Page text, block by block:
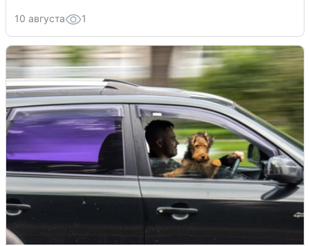
10 августа 1